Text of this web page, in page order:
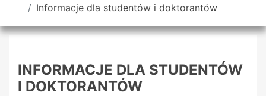
Informacje dla studentów i doktorantów
INFORMACJE DLA STUDENTÓW
I DOKTORANTÓW